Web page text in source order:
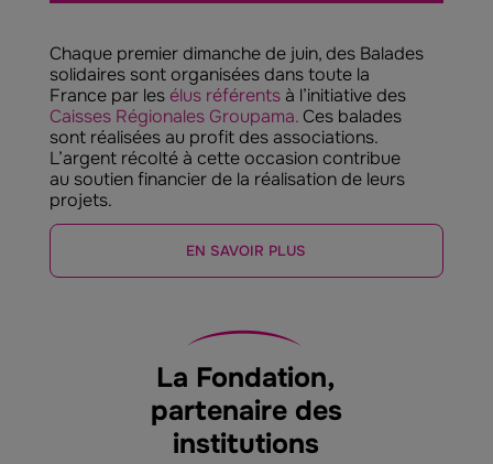
Chaque premier dimanche de juin, des Balades
solidaires sont organisées dans toute la
France par les élus référentsà l’initiative des
Caisses Régionales Groupama.Ces balades
sont réalisées au profit des associations.
L’argent récolté à cette occasion contribue
au soutien financier de la réalisation de leurs
projets.
EN SAVOIR PLUS
La Fondation,
partenaire des
institutions